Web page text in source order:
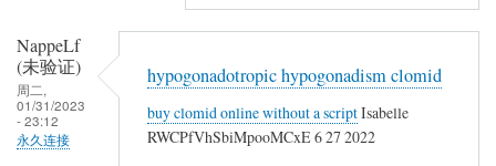
n
a
t
v
e
o
a
回
复
a
c
NappeLf
(未验证)
周二,
01/31/2023
- 23:12
永久连接
hypogonadotropic hypogonadism clomid
buy clomid online without a scriptIsabelle
RWCPfVhSbiMpooMCxE 6 27 2022